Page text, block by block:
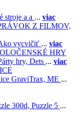
stroje a a ... viac
Z FILMOV,
vycvičiť ... viac
HRY
hry, Dets ... viac
GraviTrax, ME ...
300d, Puzzle 5 ...